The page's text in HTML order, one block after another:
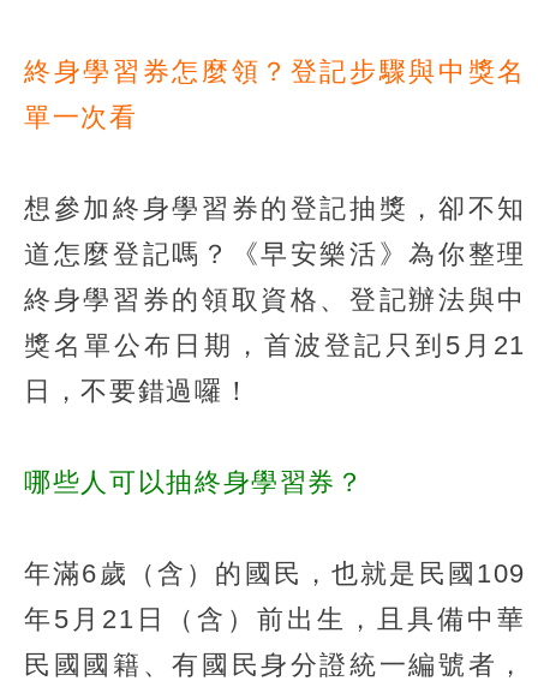
終身學習券怎麼領？登記步驟與中獎名
單一次看
想參加終身學習券的登記抽獎，卻不知
道怎麼登記嗎？《早安樂活》為你整理
終身學習券的領取資格、登記辦法與中
獎名單公布日期，首波登記只到5月21
日，不要錯過囉！
哪些人可以抽終身學習券？
年滿6歲（含）的國民，也就是民國109
年5月21日（含）前出生，且具備中華
民國國籍、有國民身分證統一編號者，